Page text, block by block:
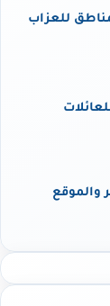
للعزاب
والموقع